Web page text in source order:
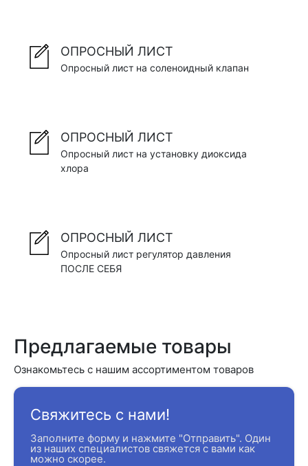
ОПРОСНЫЙ ЛИСТ
Опросный лист на соленоидный клапан
ОПРОСНЫЙ ЛИСТ
Опросный лист на установку диоксида
хлора
ОПРОСНЫЙ ЛИСТ
Опросный лист регулятор давления
ПОСЛЕ СЕБЯ
Предлагаемые товары
Ознакомьтесь с нашим ассортиментом товаров
Свяжитесь с нами!
Заполните форму и нажмите "Отправить". Один
из наших специалистов свяжется с вами как
можно скорее.